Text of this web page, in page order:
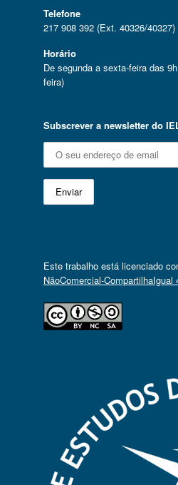
Telefone
217 908 392 (Ext. 40326/40327)
Horário
De segunda a sexta-feira das
feira)
Subscrever a newsletter do
Este trabalho está licenciado
NãoComercial-CompartilhaIgual